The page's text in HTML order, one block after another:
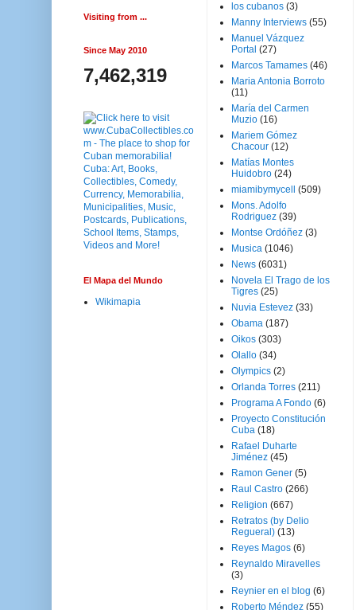
Visiting from ...
Since May 2010
7,462,319
El Mapa del Mundo
Wikimapia
los cubanos (3)
Manny Interviews (55)
Manuel Vázquez
Portal (27)
Marcos Tamames (46)
Maria Antonia Borroto
(11)
María del Carmen
Muzio (16)
Mariem Gómez
Chacour (12)
Matías Montes
Huidobro (24)
miamibymycell
(509)
Mons. Adolfo
Rodriguez (39)
Montse Ordóñez (3)
Musica (1046)
News (6031)
Novela El Trago de los
Tigres (25)
Nuvia Estevez (33)
Obama (187)
Oikos (303)
Olallo (34)
Olympics (2)
Orlanda Torres (211)
Programa A Fondo (6)
Proyecto Constitución
Cuba (18)
Rafael Duharte
Jiménez (45)
Ramon Gener (5)
Raul Castro (266)
Religion (667)
Retratos (by Delio
Regueral) (13)
Reyes Magos (6)
Reynaldo Miravelles
(3)
Reynier en el blog (6)
Roberto Méndez (55)